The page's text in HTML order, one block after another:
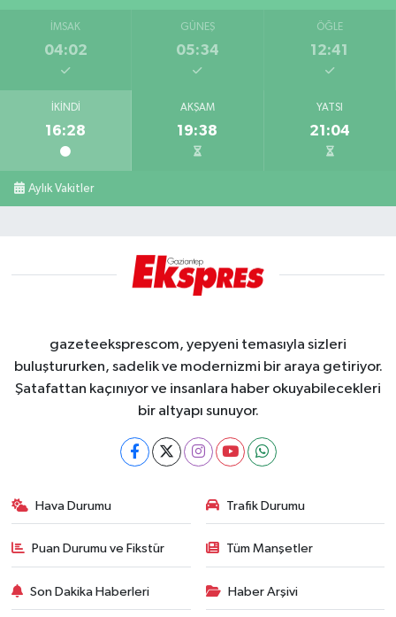
İMSAK
04:02
GÜNEŞ
05:34
ÖĞLE
12:41
İKINDI
16:28
AKŞAM
19:38
YATSI
21:04
Aylık Vakitler
gazeteeksprescom, yepyeni temasıyla sizleri
buluştururken, sadelik ve modernizmi bir araya getiriyor.
Şatafattan kaçınıyor ve insanlara haber okuyabilecekleri
bir altyapı sunuyor.
Hava Durumu Trafik Durumu
Puan Durumu ve Fikstür Tüm Manşetler
Son Dakika Haberleri Haber Arşivi